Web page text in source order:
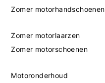
Zomer motorhandschoenen
Zomer motorlaarzen
Zomer motorschoenen
Motoronderhoud